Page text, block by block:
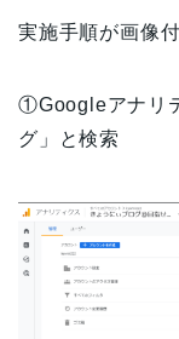
実施手順が画像
①Googleアナリ
グ」と検索